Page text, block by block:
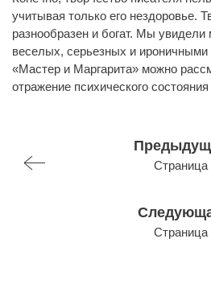
учитывая только его нездоровье.
разнообразен и богат. Мы увидели
веселых, серьезных и
«Мастер и Маргарита» можно
отражение психического
Страница
Страница